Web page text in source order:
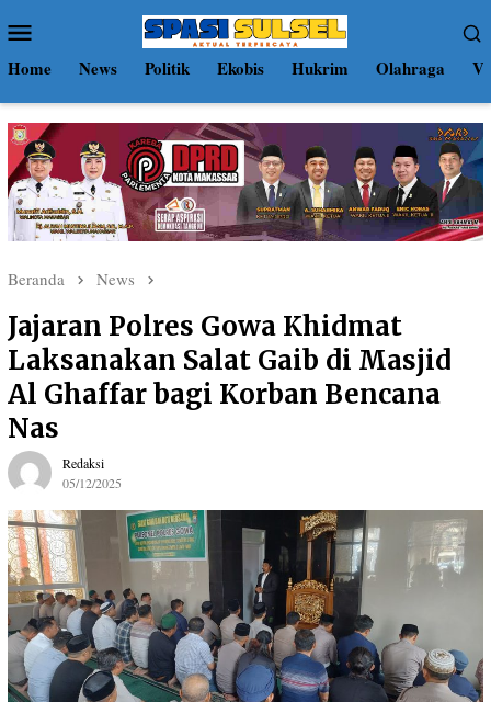
ke
kontenMobile
Home News Politik Ekobis Hukrim Olahraga
Beranda News
Jajaran Polres Gowa Khidmat
Laksanakan Salat Gaib di Masjid
Al Ghaffar bagi Korban Bencana
Nas
Redaksi
05/12/2025